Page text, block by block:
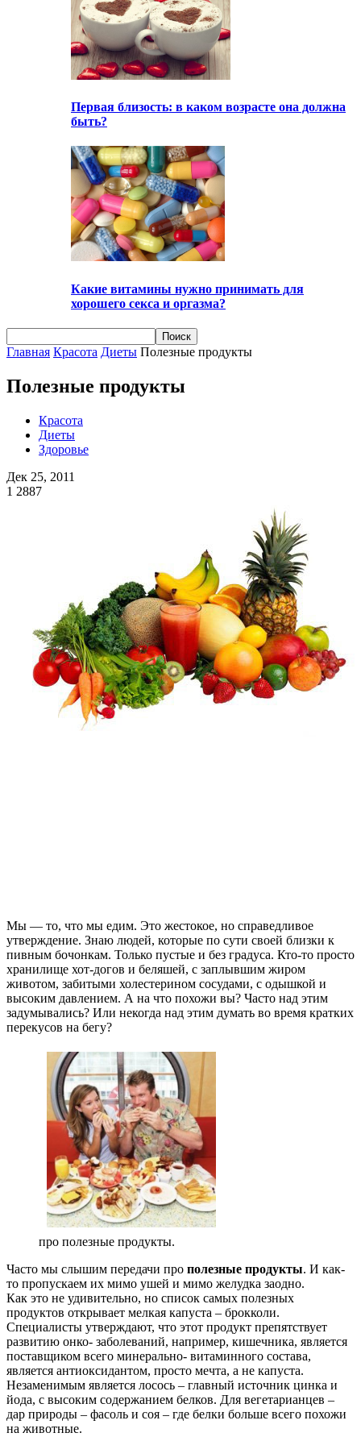
Первая близость: в каком возрасте она должна
быть?
Какие витамины нужно принимать для
хорошего секса и оргазма?
Главная Красота Диеты Полезные продукты
Полезные продукты
Красота
Диеты
Здоровье
Дек 25, 2011
1 2887
Мы — то, что мы едим. Это жестокое, но справедливое
утверждение. Знаю людей, которые по сути своей близки к
пивным бочонкам. Только пустые и без градуса. Кто-то просто
хранилище хот-догов и беляшей, с заплывшим жиром
животом, забитыми холестерином сосудами, с одышкой и
высоким давлением. А на что похожи вы? Часто над этим
задумывались? Или некогда над этим думать во время кратких
перекусов на бегу?
про полезные продукты.
Часто мы слышим передачи про полезные продукты. И как-
то пропускаем их мимо ушей и мимо желудка заодно.
Как это не удивительно, но список самых полезных
продуктов открывает мелкая капуста – брокколи.
Специалисты утверждают, что этот продукт препятствует
развитию онко- заболеваний, например, кишечника, является
поставщиком всего минерально- витаминного состава,
является антиоксидантом, просто мечта, а не капуста.
Незаменимым является лосось – главный источник цинка и
йода, с высоким содержанием белков. Для вегетарианцев –
дар природы – фасоль и соя – где белки больше всего похожи
на животные.